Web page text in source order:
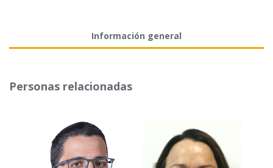
Información general
Personas relacionadas